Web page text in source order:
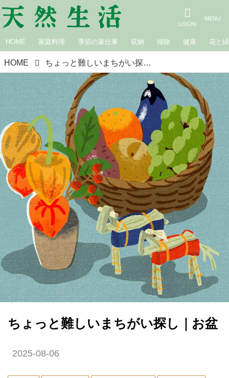
HOME 家庭料理 季節の家仕事 収納 掃除 健康 花と緑
HOME ちょっと難しいまちがい探し｜お盆
ちょっと難しいまちがい探し｜お盆
2025-08-06